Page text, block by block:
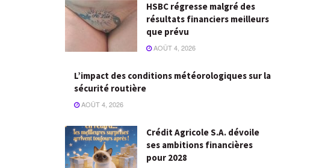
HSBC régresse malgré des
résultats financiers meilleurs
que prévu
AOÛT 4, 2026
L’impact des conditions météorologiques sur la
sécurité routière
AOÛT 4, 2026
Crédit Agricole S.A. dévoile
ses ambitions financières
pour 2028